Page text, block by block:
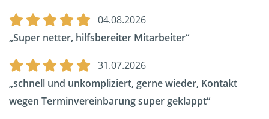
04.08.2026
Super netter, hilfsbereiter Mitarbeiter
31.07.2026
schnell und unkompliziert, gerne wieder, Kontakt
wegen Terminvereinbarung super geklappt